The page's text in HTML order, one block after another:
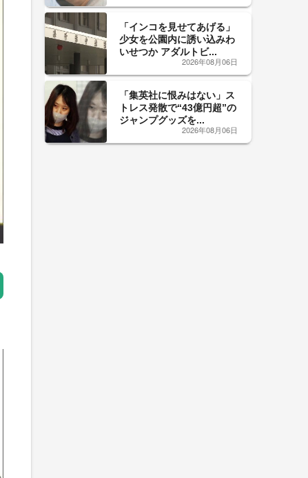
「インコを見せてあげる」
少女を公園内に誘い込みわ
いせつか アダルトビ...
2026年08月06日
「集英社に恨みはない」ス
トレス発散で“43億円超”の
ジャンプグッズを...
2026年08月06日